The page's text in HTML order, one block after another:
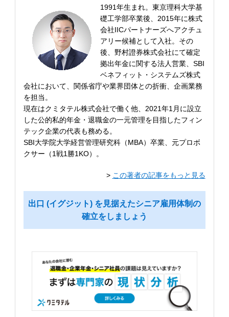
1991年生まれ。東京理科大学基
礎工学部卒業後、2015年に株式
会社IICパートナーズへアクチュ
アリー候補として入社。その
後、野村證券株式会社にて確定
拠出年金に関する法人営業、SBI
ベネフィット・システムズ株式
会社において、関係省庁や業界団体との折衝、企画業務
を担当。
現在はクミタテル株式会社で働く他、2021年1月に設立
した公的私的年金・退職金の一元管理を目指したフィン
テック企業の代表も務める。
SBI大学院大学経営管理研究科（MBA）卒業、元プロボ
クサー（1戦1勝1KO）。
> この著者の記事をもっと見る
出口 (イグジット) を見据えたシニア雇用体制の
確立をしましょう